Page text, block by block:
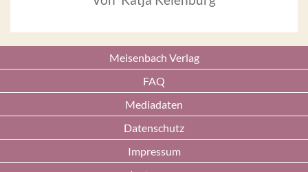
Meisenbach Verlag
FAQ
Mediadaten
Datenschutz
Impressum